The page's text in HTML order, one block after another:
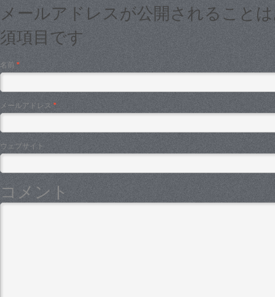
メールアドレスが公開されること
須項目です
名前 *
メールアドレス *
ウェブサイト
コメント